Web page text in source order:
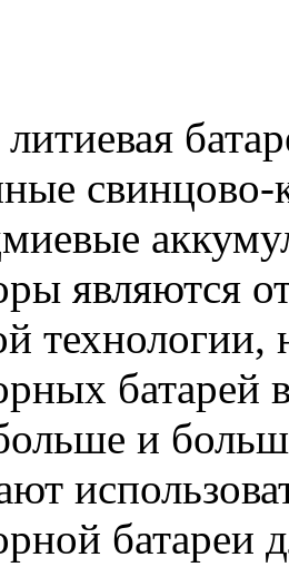
свинцово-
являются
технологии,
батарей
и
батареи